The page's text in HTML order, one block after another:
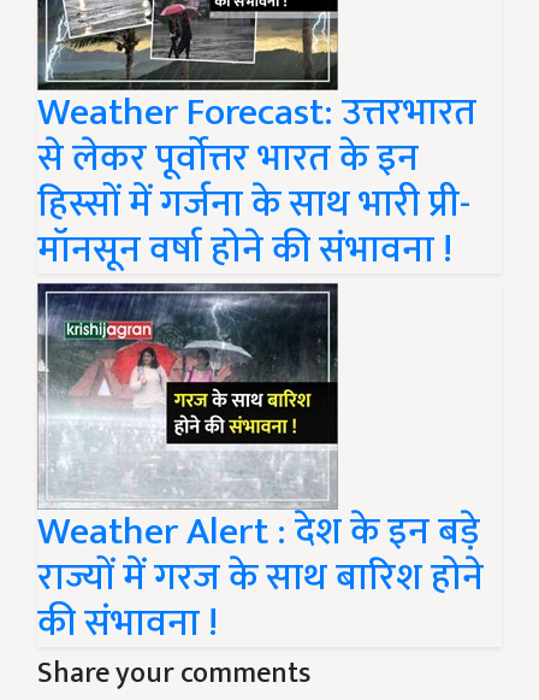
Weather Forecast: उत्तरभारत
से लेकर पूर्वोत्तर भारत के इन
हिस्सों में गर्जना के साथ भारी प्री-
मॉनसून वर्षा होने की संभावना !
Weather Alert : देश के इन बड़े
राज्यों में गरज के साथ बारिश होने
की संभावना !
Share your comments